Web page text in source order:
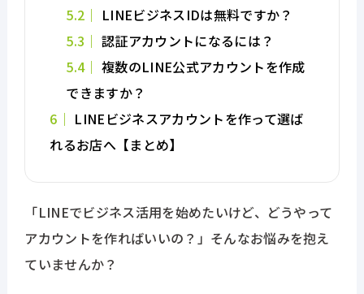
5.2
LINEビジネスIDは無料ですか？
5.3
認証アカウントになるには？
5.4
複数のLINE公式アカウントを作成
できますか？
6
LINEビジネスアカウントを作って選ば
れるお店へ【まとめ】
「LINEでビジネス活用を始めたいけど、どうやって
アカウントを作ればいいの？」そんなお悩みを抱え
ていませんか？